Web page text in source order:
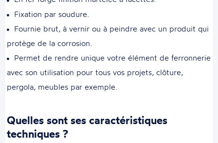
Fixation par soudure.
Fournie brut, à vernir ou à peindre avec un produit qui
protège de la corrosion.
Permet de rendre unique votre élément de ferronnerie
avec son utilisation pour tous vos projets, clôture,
pergola, meubles par exemple.
Quelles sont ses caractéristiques
techniques ?